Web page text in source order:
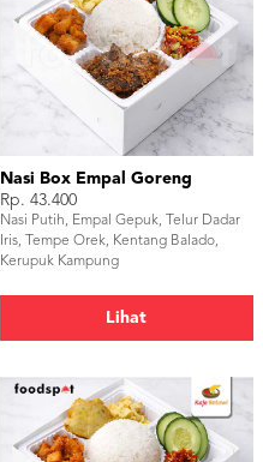
Nasi Box Empal Goreng
Rp. 43.400
Nasi Putih, Empal Gepuk, Telur Dadar
Iris, Tempe Orek, Kentang Balado,
Kerupuk Kampung
Lihat